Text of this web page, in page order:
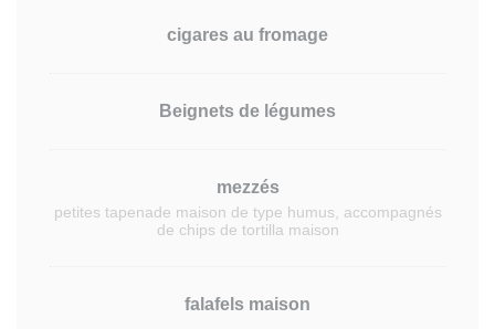
cigares au fromage
Beignets de légumes
mezzés
petites tapenade maison de type humus, accompagnés
de chips de tortilla maison
falafels maison